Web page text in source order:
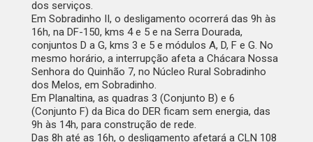
dos serviços.
Em Sobradinho II, o desligamento ocorrerá das 9h às
16h, na DF-150, kms 4 e 5 e na Serra Dourada,
conjuntos D a G, kms 3 e 5 e módulos A, D, F e G. No
mesmo horário, a interrupção afeta a Chácara Nossa
Senhora do Quinhão 7, no Núcleo Rural Sobradinho
dos Melos, em Sobradinho.
Em Planaltina, as quadras 3 (Conjunto B) e 6
(Conjunto F) da Bica do DER ficam sem energia, das
9h às 14h, para construção de rede.
Das 8h até as 16h, o desligamento afetará a CLN 108